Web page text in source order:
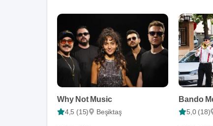
Why Not Music
4,5 (15) Beşiktaş
Bando
5,0 (18)